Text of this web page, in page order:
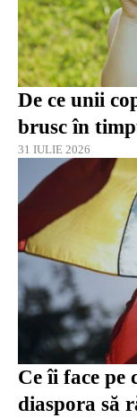
De ce unii
brusc în
31 IULIE 2026
Ce îi face
diaspora să